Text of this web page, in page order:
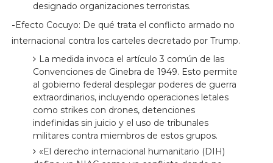
designado organizaciones terroristas.
- Efecto Cocuyo: De qué trata el conflicto armado no
internacional contra los carteles decretado por Trump.
La medida invoca el artículo 3 común de las
Convenciones de Ginebra de 1949. Esto permite
al gobierno federal desplegar poderes de guerra
extraordinarios, incluyendo operaciones letales
como strikes con drones, detenciones
indefinidas sin juicio y el uso de tribunales
militares contra miembros de estos grupos.
«El derecho internacional humanitario (DIH)